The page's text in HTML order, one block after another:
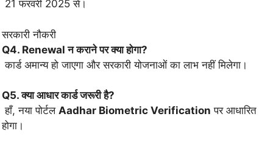
21 फरवरी 2025 से।
सरकारी नौकरी
Q4. Renewal न कराने पर क्या होगा?
कार्ड अमान्य हो जाएगा और सरकारी योजनाओं का लाभ नहीं मिलेगा।
Q5. क्या आधार कार्ड जरूरी है?
हाँ, नया पोर्टल Aadhar Biometric Verification पर आधारित
होगा।